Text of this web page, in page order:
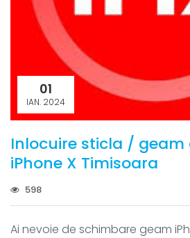
01
IAN. 2024
Inlocuire sticla / geam
iPhone X Timisoara
598
Ai nevoie de schimbare geam